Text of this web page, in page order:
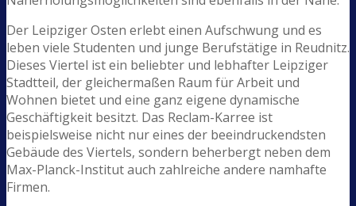
Der Leipziger Osten erlebt einen Aufschwung und es
leben viele Studenten und junge Berufstätige in Reudnitz.
Dieses Viertel ist ein beliebter und lebhafter Leipziger
Stadtteil, der gleichermaßen Raum für Arbeit und
Wohnen bietet und eine ganz eigene dynamische
Geschäftigkeit besitzt. Das Reclam-Karree ist
beispielsweise nicht nur eines der beeindruckendsten
Gebäude des Viertels, sondern beherbergt neben dem
Max-Planck-Institut auch zahlreiche andere namhafte
Firmen.